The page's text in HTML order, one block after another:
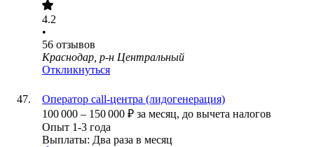
4.2
•
56 отзывов
Краснодар, р-н Центральный
Откликнуться
Оператор call-центра (лидогенерация)
100 000 – 150 000 ₽ за месяц, до вычета налогов
Опыт 1-3 года
Выплаты: Два раза в месяц